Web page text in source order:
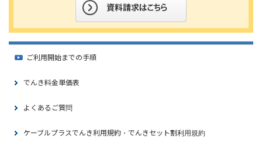
ご利用開始までの手順
でんき料金単価表
よくあるご質問
ケーブルプラスでんき利用規約・でんきセット割利用規約